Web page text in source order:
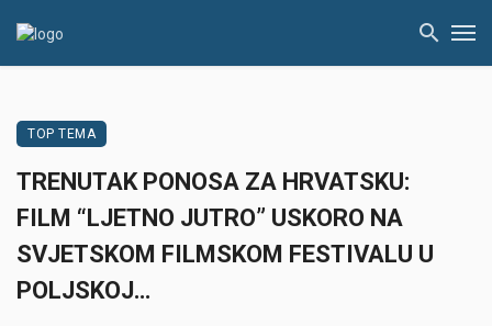
TOP TEMA
TRENUTAK PONOSA ZA HRVATSKU:
FILM “LJETNO JUTRO” USKORO NA
SVJETSKOM FILMSKOM FESTIVALU U
POLJSKOJ…